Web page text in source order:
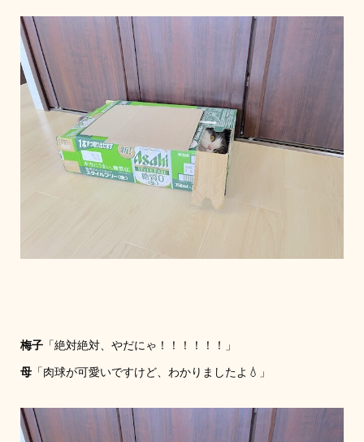
梅子「絶対絶対、やだにゃ！！！！！！」
母「肉球が可愛いですけど、わかりましたよ💧」